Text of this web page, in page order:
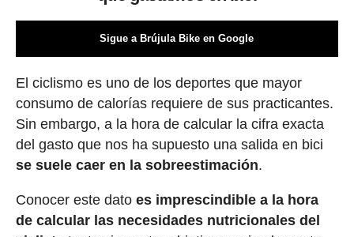
Sigue a Brújula Bike en Google
El ciclismo es uno de los deportes que mayor
consumo de calorías requiere de sus practicantes.
Sin embargo, a la hora de calcular la cifra exacta
del gasto que nos ha supuesto una salida en bici
se suele caer en la sobreestimación.
Conocer este dato es imprescindible a la hora
de calcular las necesidades nutricionales del